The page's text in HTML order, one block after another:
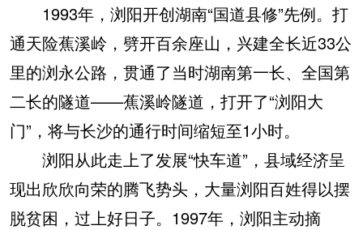
1993年，浏阳开创湖南“国道县修”先例。打
通天险蕉溪岭，劈开百余座山，兴建全长近33公
里的浏永公路，贯通了当时湖南第一长、全国第
二长的隧道——蕉溪岭隧道，打开了“浏阳大
门”，将与长沙的通行时间缩短至1小时。
浏阳从此走上了发展“快车道”，县域经济呈
现出欣欣向荣的腾飞势头，大量浏阳百姓得以摆
脱贫困，过上好日子。1997年，浏阳主动摘